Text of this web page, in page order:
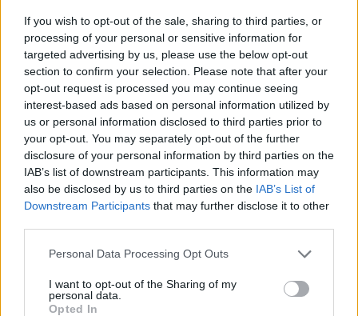
If you wish to opt-out of the sale, sharing to third parties, or
processing of your personal or sensitive information for
targeted advertising by us, please use the below opt-out
section to confirm your selection. Please note that after your
opt-out request is processed you may continue seeing
interest-based ads based on personal information utilized by
us or personal information disclosed to third parties prior to
your opt-out. You may separately opt-out of the further
disclosure of your personal information by third parties on the
IAB’s list of downstream participants. This information may
also be disclosed by us to third parties on the IAB’s List of
Downstream Participants that may further disclose it to other
Personal Data Processing Opt Outs
I want to opt-out of the Sharing of my
personal data.
Opted In